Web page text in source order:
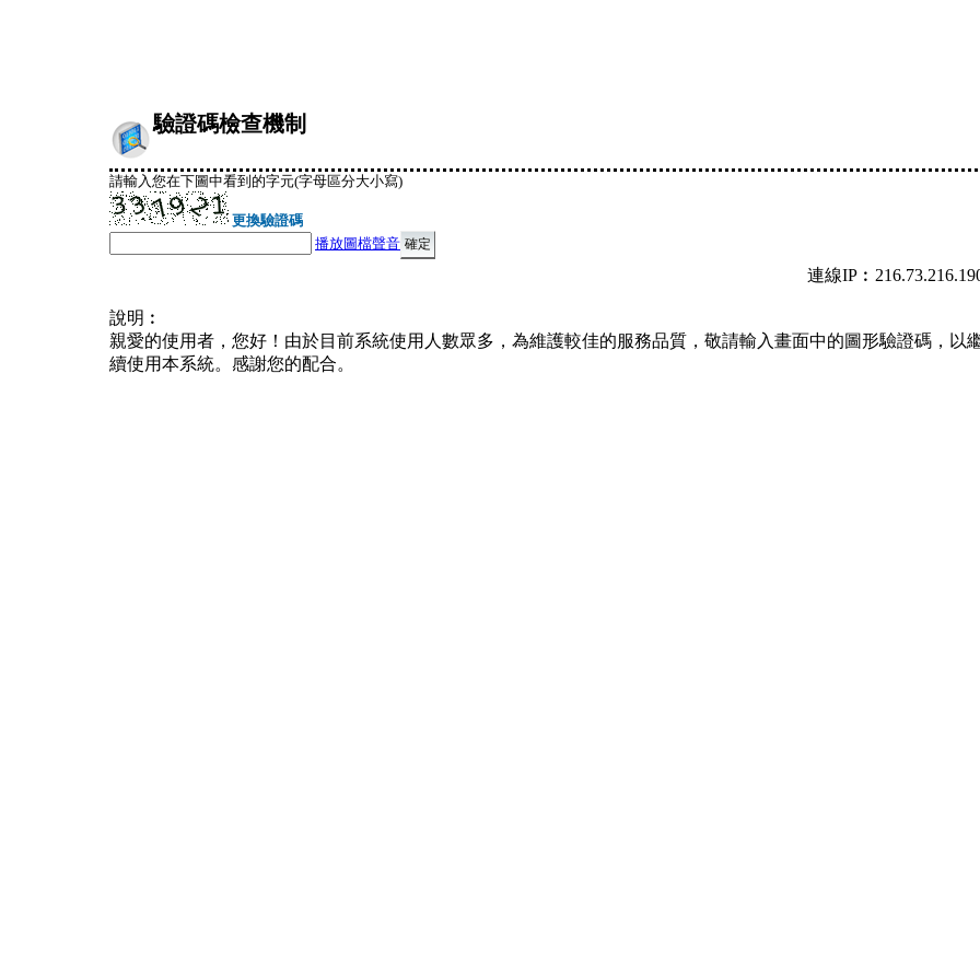
驗證碼檢查機制
請輸入您在下圖中看到的字元(字母區分大小寫)
更換驗證碼
播放圖檔聲音
連線
說明︰
親愛的使用者，您好！由於目前系統使用人數眾多，為維護較佳的服務品質，敬請輸入畫面中的圖形驗證碼，以
續使用本系統。感謝您的配合。